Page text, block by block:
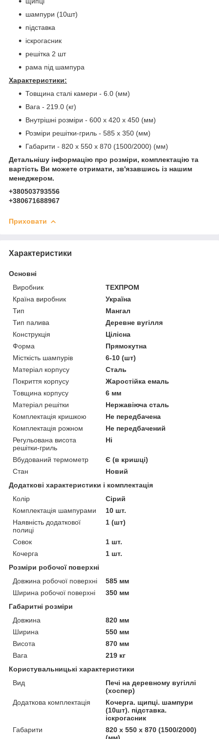
шампури (10шт)
підставка
іскрогасник
решітка 2 шт
рама під шампура
Характеристики:
Товщина сталі камери - 6.0 (мм)
Вага - 219.0 (кг)
Внутрішні розміри - 600 х 420 х 450 (мм)
Розміри решітки-гриль - 585 х 350 (мм)
Габарити - 820 х 550 х 870 (1500/2000) (мм)
Детальнішу інформацію про розміри, комплектацію та
вартість Ви можете отримати, зв'язавшись із нашим
менеджером.
+380503793556
+380671688967
Приховати
Характеристики
Основні
Виробник
ТЕХПРОМ
Країна виробник
Україна
Тип
Мангал
Тип палива
Деревне вугілля
Конструкція
Цілісна
Форма
Прямокутна
Місткість шампурів
6-10 (шт)
Матеріал корпусу
Сталь
Покриття корпусу
Жаростійка емаль
Товщина корпусу
6 мм
Матеріал решітки
Нержавіюча сталь
Комплектація кришкою
Не передбачена
Комплектація рожном
Не передбачений
Регульована висота
решітки-гриль
Ні
Вбудований термометр
Є (в кришці)
Стан
Новий
Додаткові характеристики і комплектація
Колір
Сірий
Комплектація шампурами
10 шт.
Наявність додаткової
полиці
1 (шт)
Совок
1 шт.
Кочерга
1 шт.
Розміри робочої поверхні
Довжина робочої поверхні
585 мм
Ширина робочої поверхні
350 мм
Габаритні розміри
Довжина
820 мм
Ширина
550 мм
Висота
870 мм
Вага
219 кг
Користувальницькі характеристики
Вид
Печі на деревному вугіллі
(хоспер)
Додаткова комплектація
Кочерга. щипці. шампури
(10шт). підставка.
іскрогасник
Габарити
820 х 550 х 870 (1500/2000)
(мм)